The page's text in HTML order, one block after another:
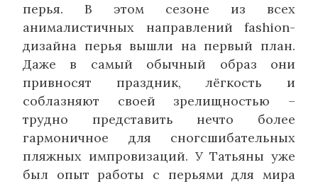
перья. В этом сезоне из всех
анималистичных направлений fashion-
дизайна перья вышли на первый план.
Даже в самый обычный образ они
привносят праздник, лёгкость и
соблазняют своей зрелищностью –
трудно представить нечто более
гармоничное для сногсшибательных
пляжных импровизаций. У Татьяны уже
был опыт работы с перьями для мира